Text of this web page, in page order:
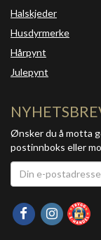
Halskjeder
Husdyrmerke
Hårpynt
Julepynt
Ønsker du å motta
postinnboks eller